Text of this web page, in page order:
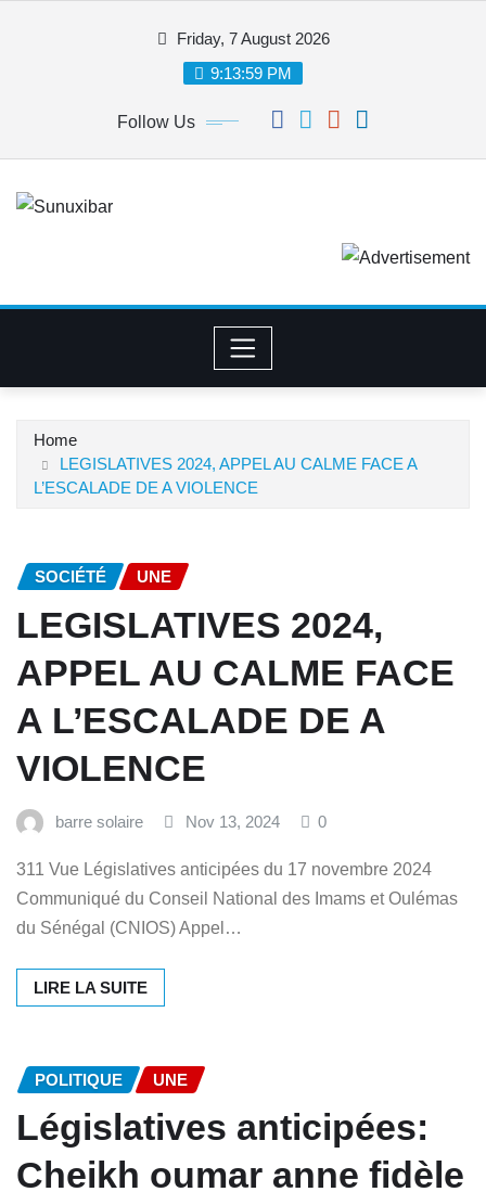
Friday, 7 August 2026
9:13:59 PM
Follow Us
Home
LEGISLATIVES 2024, APPEL AU CALME FACE A
L’ESCALADE DE A VIOLENCE
SOCIÉTÉ UNE
LEGISLATIVES 2024,
APPEL AU CALME FACE
A L’ESCALADE DE A
VIOLENCE
barre solaire Nov 13, 2024 0
311 Vue Législatives anticipées du 17 novembre 2024
Communiqué du Conseil National des Imams et Oulémas
du Sénégal (CNIOS) Appel…
LIRE LA SUITE
POLITIQUE UNE
Législatives anticipées:
Cheikh oumar anne fidèle